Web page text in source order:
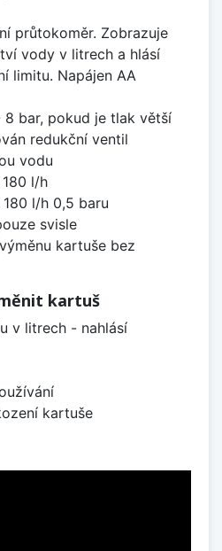
průtokoměr. Zobrazuje
vody v litrech a hlásí
limitu. Napájen AA
8 bar, pokud je tlak větší
redukční ventil
vodu
l/h
l/h 0,5 baru
svisle
kartuše bez
kartuš
v litrech - nahlásí
kartuše